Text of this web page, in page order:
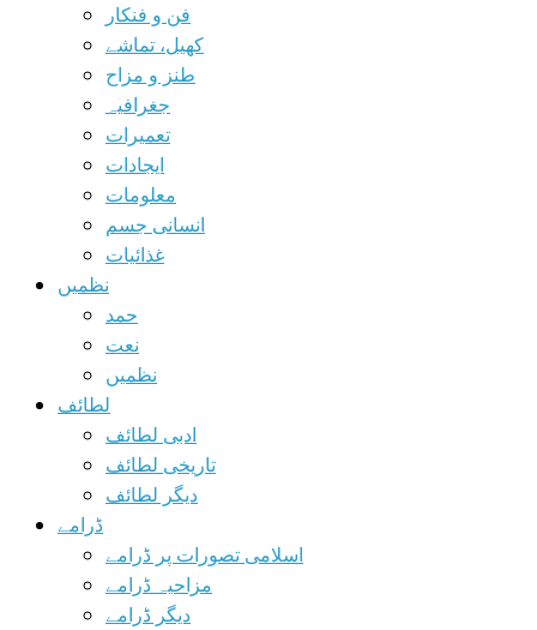
فن و فنکار
کھیل، تماشے
طنز و مزاح
جغرافیہ
تعمیرات
ایجادات
معلومات
انسانی جسم
غذائیات
نظمیں
حمد
نعت
نظمیں
لطائف
ادبی لطائف
تاریخی لطائف
دیگر لطائف
ڈرامے
اسلامی تصورات پر ڈرامے
مزاحیہ ڈرامے
دیگر ڈرامے